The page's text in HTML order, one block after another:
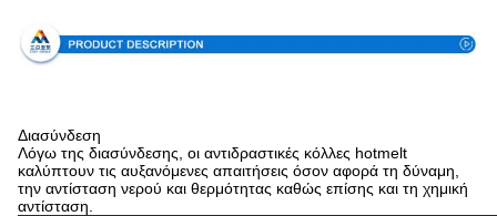
Διασύνδεση
Λόγω της διασύνδεσης, οι αντιδραστικές κόλλες hotmelt
καλύπτουν τις αυξανόμενες απαιτήσεις όσον αφορά τη δύναμη,
την αντίσταση νερού και θερμότητας καθώς επίσης και τη χημική
αντίσταση.